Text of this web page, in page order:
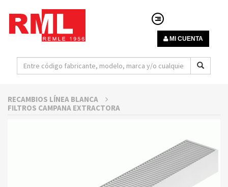
MI CUENTA
RECAMBIOS LÍNEA BLANCA
FILTROS CAMPANA EXTRACTORA